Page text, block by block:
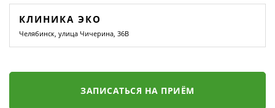
КЛИНИКА ЭКО
Челябинск, улица Чичерина, 36В
ЗАПИСАТЬСЯ НА ПРИЁМ